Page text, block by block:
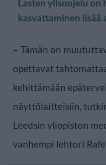
Lasten ylisuojelu on
kasvattaminen lisää
– Tämän on
opettavat
kehittämään
näyttölaitteisiin,
Leedsin yliopiston
vanhempi lehtori